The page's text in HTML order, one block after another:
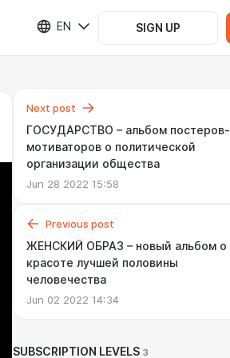
EN SIGN UP
Next post
ГОСУДАРСТВО – альбом постеров-
мотиваторов о политической
организации общества
Jun 28 2022 15:58
Previous post
ЖЕНСКИЙ ОБРАЗ – новый альбом о
красоте лучшей половины
человечества
Jun 02 2022 14:34
SUBSCRIPTION LEVELS 3